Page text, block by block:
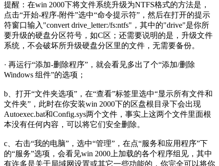
提醒：在win 2000下将文件系统升级为NTFS格式的方法是，
点击“开始-程序-附件”选中“命令提示符”，然后在打开的提示
符窗口输入"convert drive_letter:/fs:ntfs"，其中的"drive"是你所
要升级的硬盘分区符号，如C区；还需要说明的是，升级文件
系统，不会破坏所升级硬盘分区里的文件，无需要备份。
· 再运行“添加-删除程序”，就会看见多出了个“添加/删除
Windows 组件”的选项；
b、打开“文件夹选项”，在“查看”标签里选中“显示所有文件和
文件夹”，此时在你安装win 2000下的区盘根目录下会出现
Autoexec.bat和Config.sys两个文件，事实上这两个文件里面根
本没有任何内容，可以将它们安全删除。
c、右击“我的电脑”，选中“管理”，在点“服务和应用程序”下
的“服务”选项，会看见win 2000上加载的各个程序组见，其中
有许多是关于局域网设置或其它一些功能的，你完全可以将你